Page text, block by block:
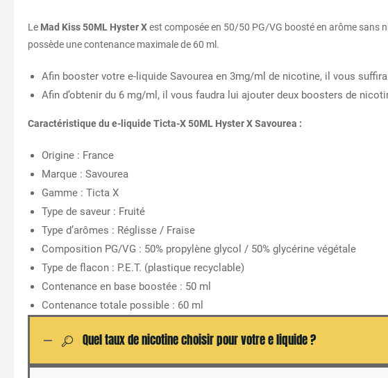
Le Mad Kiss 50ML Hyster Xest composée en 50/50 PG/VG boosté en arôme sans
possède une contenance maximale de 60 ml.
Afin booster votre e-liquide Savourea en 3mg/ml de nicotine, il vous
Afin d’obtenir du 6 mg/ml, il vous faudra lui ajouter deux boosters de
Caractéristique du e-liquide Ticta-X 50ML Hyster X Savourea :
Origine : France
Marque : Savourea
Gamme : Ticta X
Type de saveur : Fruité
Type d’arômes : Réglisse / Fraise
Composition PG/VG : 50% propylène glycol / 50% glycérine végétale
Type de flacon : P.E.T. (plastique recyclable)
Contenance en base boostée : 50 ml
Contenance totale possible : 60 ml
Quel taux de nicotine choisir pour votre e liquide ?